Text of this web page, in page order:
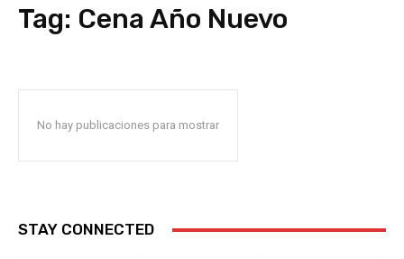
Tag: Cena Año Nuevo
No hay publicaciones para mostrar
STAY CONNECTED